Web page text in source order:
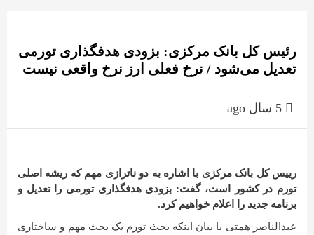
رئیس کل بانک مرکزی: بزودی هدفگذاری تورمی
تعدیل می‌شود / نرخ فعلی ارز نرخ واقعی نیست
رییس کل بانک مرکزی با اشاره به دو ناترازی مهم که ریشه اصلی
تورم در کشور است، گفت: بزودی هدفگذاری تورمی را تعدیل و
برنامه جدید را اعلام خواهیم کرد.
عبدالناصر همتی با بیان اینکه بحث تورم یک بحث مهم و ساختاری